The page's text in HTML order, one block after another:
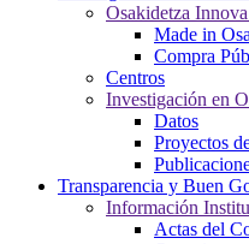
Osakidetza
Made in
Compra
Centros
Investigación en
Datos
Proyectos
Transparencia y Buen
Información
Actas del